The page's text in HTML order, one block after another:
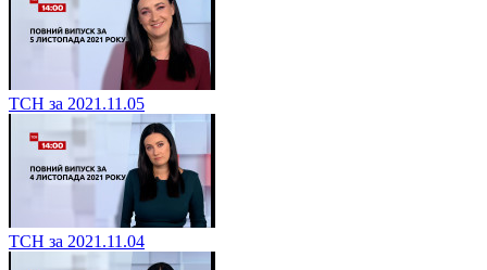
ТСН за 2021.11.05
ТСН за 2021.11.04